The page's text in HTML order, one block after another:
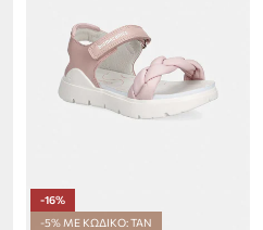
-16%
-5% ΜΕ ΚΩΔΙΚΟ: TAN